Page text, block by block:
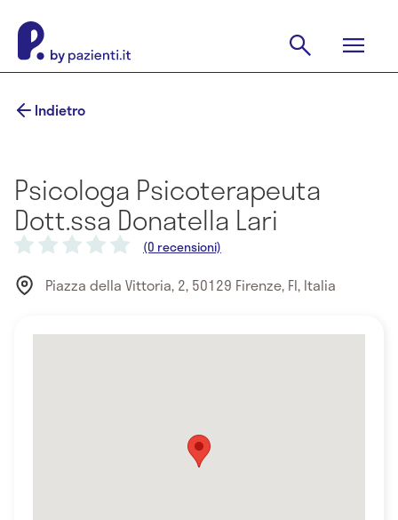
Indietro
Psicologa Psicoterapeuta
Dott.ssa Donatella Lari
(0 recensioni)
Piazza della Vittoria, 2, 50129 Firenze, FI, Italia